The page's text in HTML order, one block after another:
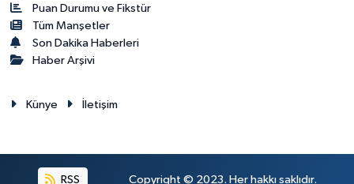
Puan Durumu ve Fikstür
Tüm Manşetler
Son Dakika Haberleri
Haber Arşivi
Künye İletişim
RSS Copyright © 2023. Her hakkı saklıdır.